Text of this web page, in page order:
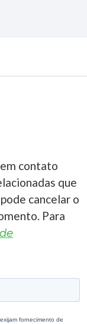
contato
que
cancelar o
Para